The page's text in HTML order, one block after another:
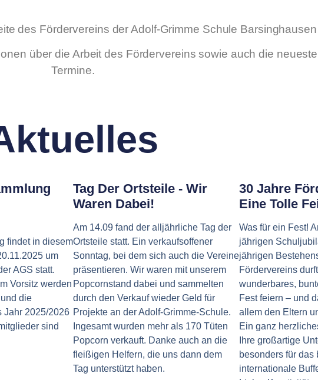
des Fördervereins der Adolf-Grimme Schule Barsinghausen
über die Arbeit des Fördervereins sowie auch die
Termine.
findet in diesem
um
AGS statt.
Vorsitz werden
die
Jahr 2025/2026
sind
Tag Der Ortsteile - Wir
Waren Dabei!
Am 14.09 fand der alljährliche Tag der
Ortsteile statt. Ein verkaufsoffener
Sonntag, bei dem sich auch die Vereine
präsentieren. Wir waren mit unserem
Popcornstand dabei und sammelten
durch den Verkauf wieder Geld für
Projekte an der Adolf-Grimme-Schule.
Ingesamt wurden mehr als 170 Tüten
Popcorn verkauft. Danke auch an die
fleißigen Helfern, die uns dann dem
Tag unterstützt haben.
30 Jahre
Eine Tolle
Was für ein Fest!
jährigen
jährigen
Fördervereins
wunderbares,
Fest feiern – und
allem den Eltern
Ein ganz
Ihre großartige
besonders für
internationale